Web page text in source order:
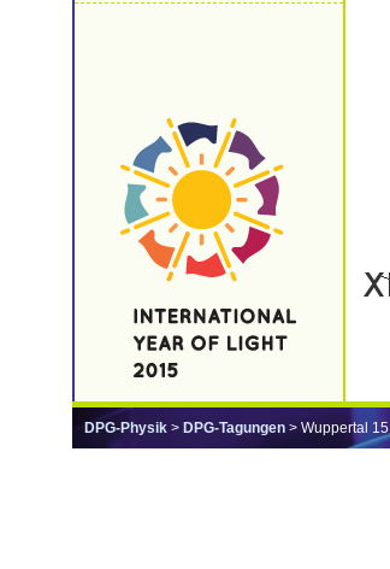
DPG-Physik > DPG-Tagungen > Wuppertal 15